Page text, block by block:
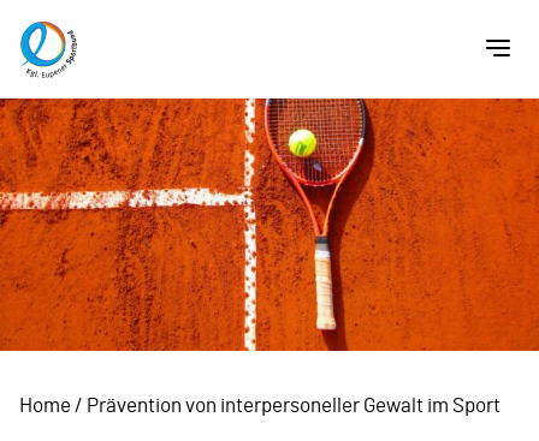
Home / Prävention von interpersoneller Gewalt im Sport